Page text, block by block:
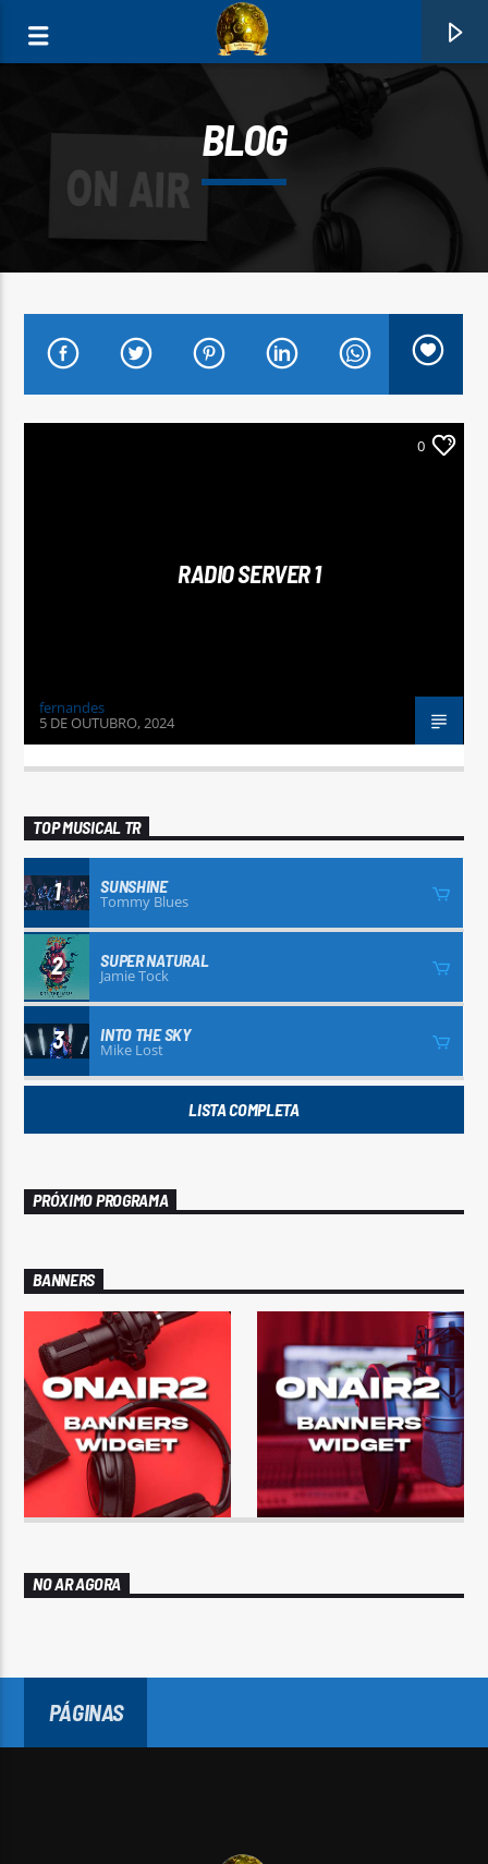
BLOG
0
RADIO SERVER 1
fernandes
5 DE OUTUBRO, 2024
TOP MUSICAL TR
1 SUNSHINE
Tommy Blues
2 SUPER NATURAL
Jamie Tock
3 INTO THE SKY
Mike Lost
LISTA COMPLETA
PRÓXIMO PROGRAMA
BANNERS
NO AR AGORA
PÁGINAS